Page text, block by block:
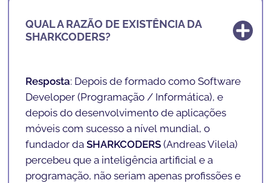
Nas nossas escolas, ensinamos inteligência
forma lúdica e divertida. Com uma
metodologia de ensino exclusiva, inovadora e
lúdica preparamos o futuro da nossa
sociedade.
Ensinamos a literacia do futuro de uma forma
divertida!
QUAL A RAZÃO DE EXISTÊNCIA DA
SHARKCODERS?
Resposta: Depois de formado como Software
Developer (Programação / Informática), e
depois do desenvolvimento de aplicações
móveis com sucesso a nível mundial, o
fundador daSHARKCODERS (Andreas Vilela)
percebeu que a inteligência artificial e a
programação, não seriam apenas profissões e